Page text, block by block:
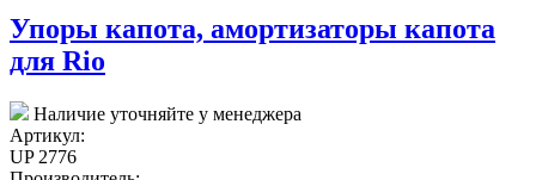
Упоры капота, амортизаторы капота
для Rio
Наличие уточняйте у менеджера
Артикул:
UP 2776